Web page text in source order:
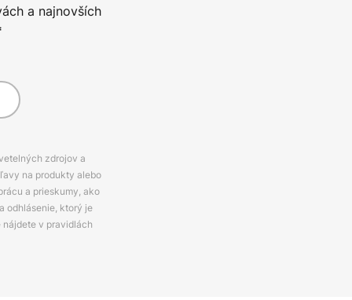
a najnovších
zdrojov a
na produkty alebo
a prieskumy, ako
odhlásenie, ktorý je
v pravidlách